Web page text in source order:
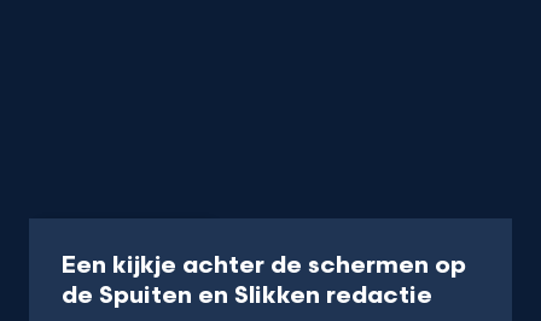
Een kijkje achter de schermen op
de Spuiten en Slikken redactie